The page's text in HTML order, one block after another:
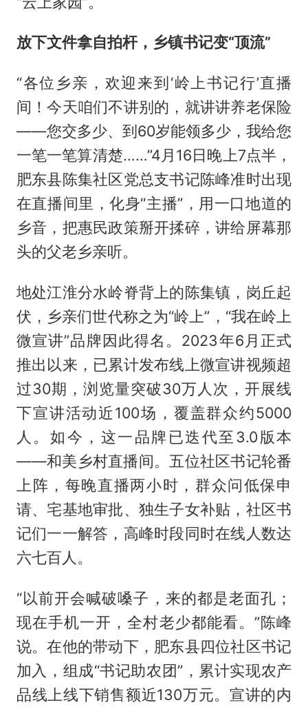
放下文件拿自拍杆，乡镇书记变“顶流”
“各位乡亲，欢迎来到‘岭上书记行’直播
间！今天咱们不讲别的，就讲讲养老保险
——您交多少、到60岁能领多少，我给您
一笔一笔算清楚……”4月16日晚上7点半，
肥东县陈集社区党总支书记陈峰准时出现
在直播间里，化身“主播”，用一口地道的
乡音，把惠民政策掰开揉碎，讲给屏幕那
头的父老乡亲听。
地处江淮分水岭脊背上的陈集镇，岗丘起
伏，乡亲们世代称之为“岭上”，“我在岭上
微宣讲”品牌因此得名。2023年6月正式
推出以来，已累计发布线上微宣讲视频超
过30期，浏览量突破30万人次，开展线
下宣讲活动近100场，覆盖群众约5000
人。如今，这一品牌已迭代至3.0版本
——和美乡村直播间。五位社区书记轮番
上阵，每晚直播两小时，群众问低保申
请、宅基地审批、独生子女补贴，社区书
记们一一解答，高峰时段同时在线人数达
六七百人。
“以前开会喊破嗓子，来的都是老面孔；
现在手机一开，全村老少都能看。”陈峰
说。在他的带动下，肥东县四位社区书记
加入，组成“书记助农团”，累计实现农产
品线上线下销售额近130万元。宣讲的内